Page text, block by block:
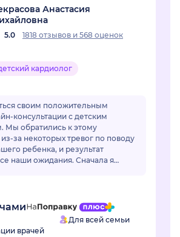
Анастасия
5.0 1818 отзывов и 568 оценок
кардиолог
своим положительным
консультации с детским
Мы обратились к этому
за некоторых тревог по поводу
ребенка, и результат
наши ожидания. Сначала я
врачей
Для всей семьи